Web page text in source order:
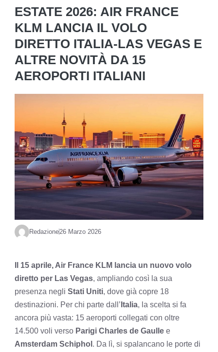
ESTATE 2026: AIR FRANCE
KLM LANCIA IL VOLO
DIRETTO ITALIA-LAS VEGAS E
ALTRE NOVITÀ DA 15
AEROPORTI ITALIANI
Redazione26 Marzo 2026
Il 15 aprile, Air France KLM lancia un nuovo volo
diretto per Las Vegas, ampliando così la sua
presenza negli Stati Uniti, dove già copre 18
destinazioni. Per chi parte dall’ Italia, la scelta si fa
ancora più vasta: 15 aeroporti collegati con oltre
14.500 voli verso Parigi Charles de Gaulle e
Amsterdam Schiphol . Da lì, si spalancano le porte di